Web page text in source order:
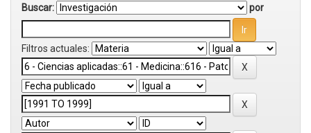
Buscar: por
Filtros actuales: